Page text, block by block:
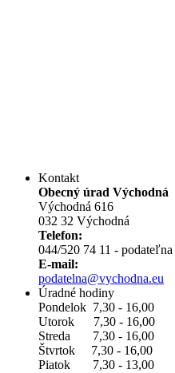
Kontakt
Obecný úrad Východná
Východná 616
032 32 Východná
Telefon:
044/520 74 11 - podateľna
E-mail:
podatelna@vychodna.eu
Úradné hodiny
Pondelok 7,30 - 16,00
Utorok 7,30 - 16,00
Streda 7,30 - 16,00
Štvrtok 7,30 - 16,00
Piatok 7,30 - 13,00